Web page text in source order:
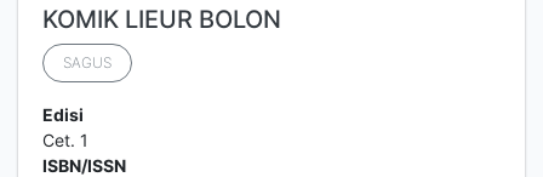
KOMIK LIEUR BOLON
SAGUS
Edisi
Cet. 1
ISBN/ISSN